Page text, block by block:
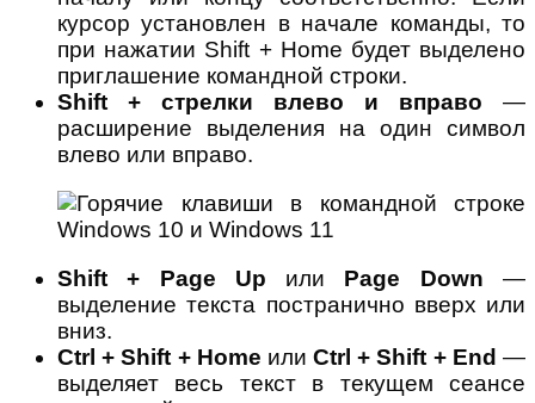
курсор установлен в начале команды, то
при нажатии Shift + Home будет выделено
приглашение командной строки.
Shift + стрелки влево и вправо —
расширение выделения на один символ
влево или вправо.
Shift + Page Up или Page Down —
выделение текста постранично вверх или
вниз.
Ctrl + Shift + Home илиCtrl + Shift + End —
выделяет весь текст в текущем сеансе